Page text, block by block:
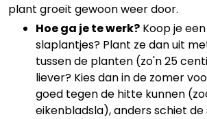
plant groeit gewoon weer door.
Hoe ga je te werk? Koop je
slaplantjes? Plant ze dan uit
tussen de planten (zo'n 25
liever? Kies dan in de zomer
goed tegen de hitte kunnen
eikenbladsla), anders schiet de